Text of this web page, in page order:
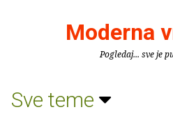
Moderna
Pogledaj... sve je
Sve teme